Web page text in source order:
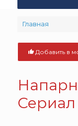
Главная
Добавить в
Сериал